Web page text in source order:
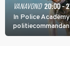
VANAVOND 20:00 -
In Police
agenten.